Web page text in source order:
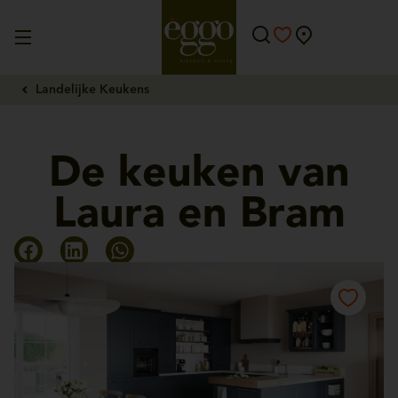
Landelijke Keukens
De keuken van
Laura en Bram